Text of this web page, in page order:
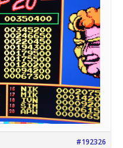
#192326